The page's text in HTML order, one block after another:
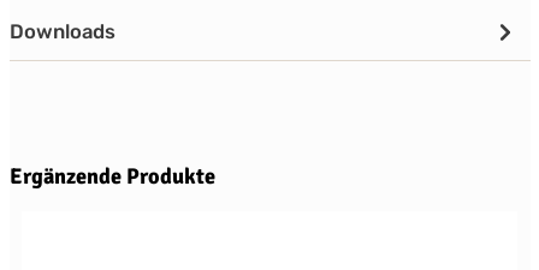
Downloads
Produktgalerie überspringen
Ergänzende Produkte